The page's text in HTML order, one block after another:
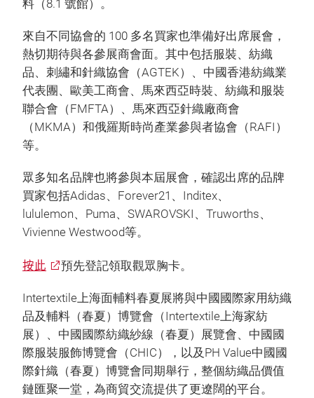
料（8.1 號館）。
來自不同協會的 100 多名買家也準備好出席展會，
熱切期待與各參展商會面。其中包括服裝、紡織
品、刺繡和針織協會（AGTEK）、中國香港紡織業
代表團、歐美工商會、馬來西亞時裝、紡織和服裝
聯合會（FMFTA）、馬來西亞針織廠商會
（MKMA）和俄羅斯時尚產業參與者協會（RAFI）
等。
眾多知名品牌也將參與本屆展會，確認出席的品牌
買家包括Adidas、Forever21、Inditex、
lululemon、Puma、SWAROVSKI、Truworths、
Vivienne Westwood等。
按此 預先登記領取觀眾胸卡。
Intertextile上海面輔料春夏展將與中國國際家用紡織
品及輔料（春夏）博覽會（Intertextile上海家紡
展）、中國國際紡織紗線（春夏）展覽會、中國國
際服裝服飾博覽會（CHIC），以及PH Value中國國
際針織（春夏）博覽會同期舉行，整個紡織品價值
鏈匯聚一堂，為商貿交流提供了更遼闊的平台。